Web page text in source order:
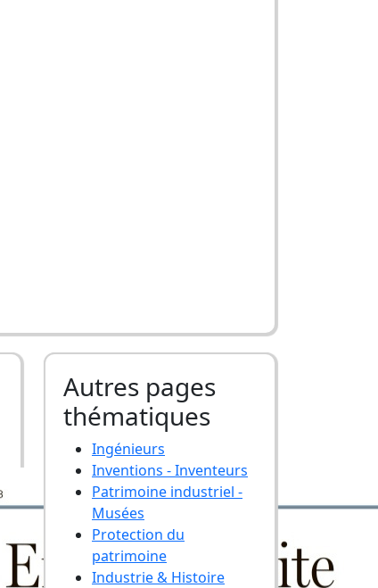
Autres pages
thématiques
Ingénieurs
Inventions - Inventeurs
Patrimoine industriel -
Musées
Protection du
patrimoine
Industrie & Histoire